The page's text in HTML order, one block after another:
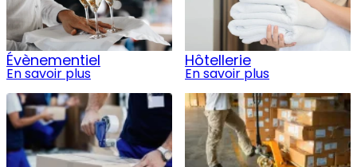
Évènementiel
En savoir plus
Hôtellerie
En savoir plus